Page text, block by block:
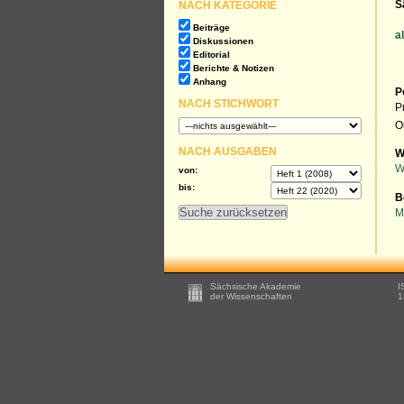
NACH KATEGORIE
Beiträge
Diskussionen
Editorial
Berichte & Notizen
Anhang
NACH STICHWORT
NACH AUSGABEN
von:
bis:
Footer
Sächsische Akademie
der Wissenschaften